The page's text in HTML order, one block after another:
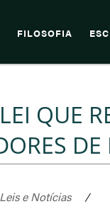
FILOSOFIA
QUE
Leis e Notícias /